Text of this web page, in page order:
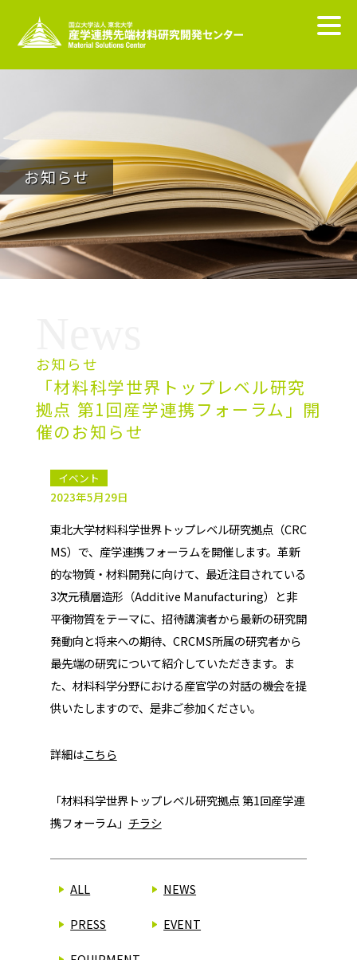
お知らせ
お知らせ
「材料科学世界トップレベル研究
拠点 第1回産学連携フォーラム」開
催のお知らせ
イベント
2023年5月29日
東北大学材料科学世界トップレベル研究拠点（CRC
MS）で、産学連携フォーラムを開催します。革新
的な物質・材料開発に向けて、最近注目されている
3次元積層造形（Additive Manufacturing）と非
平衡物質をテーマに、招待講演者から最新の研究開
発動向と将来への期待、CRCMS所属の研究者から
最先端の研究について紹介していただきます。ま
た、材料科学分野における産官学の対話の機会を提
供いたしますので、是非ご参加ください。
詳細はこちら
「材料科学世界トップレベル研究拠点 第1回産学連
携フォーラム」 チラシ
ALL NEWS
PRESS EVENT